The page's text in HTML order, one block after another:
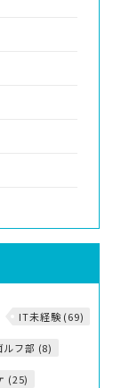
IT未経験 (69)
ルフ部 (8)
(25)